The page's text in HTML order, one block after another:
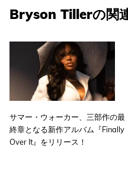
Bryson Tillerの関
サマー・ウォーカー、三部作の最
終章となる新作アルバム『Finally
Over It』をリリース！